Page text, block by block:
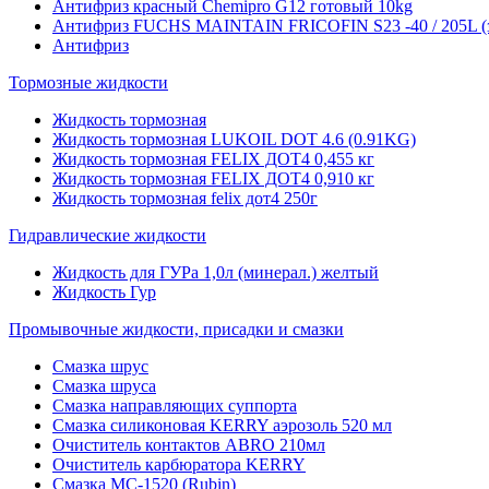
Антифриз красный Chemipro G12 готовый 10kg
Антифриз FUCHS MAINTAIN FRICOFIN S23 -40 / 205L
Антифриз
Тормозные жидкости
Жидкость тормозная
Жидкость тормозная LUKOIL DOT 4.6 (0.91KG)
Жидкость тормозная FELIX ДОТ4 0,455 кг
Жидкость тормозная FELIX ДОТ4 0,910 кг
Жидкость тормозная felix дот4 250г
Гидравлические жидкости
Жидкость для ГУРа 1,0л (минерал.) желтый
Жидкость Гур
Промывочные жидкости, присадки и смазки
Смазка шрус
Смазка шруса
Смазка направляющих суппорта
Смазка силиконовая KERRY аэрозоль 520 мл
Очиститель контактов ABRO 210мл
Очиститель карбюратора KERRY
Смазка МС-1520 (Rubin)